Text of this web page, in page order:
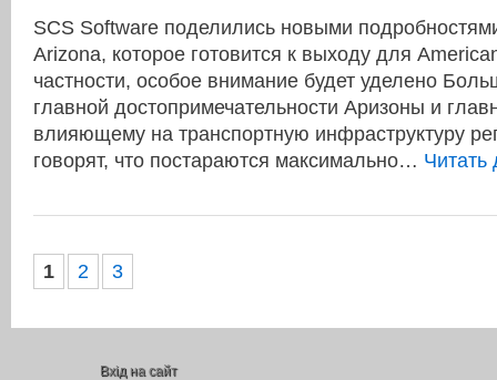
SCS Software поделились новыми
Arizona, которое готовится к выходу для
частности, особое внимание будет уделено
главной достопримечательности Аризоны и
влияющему на транспортную инфраструктуру
говорят, что постараются максимально…
1 2 3
Вхід на сайт